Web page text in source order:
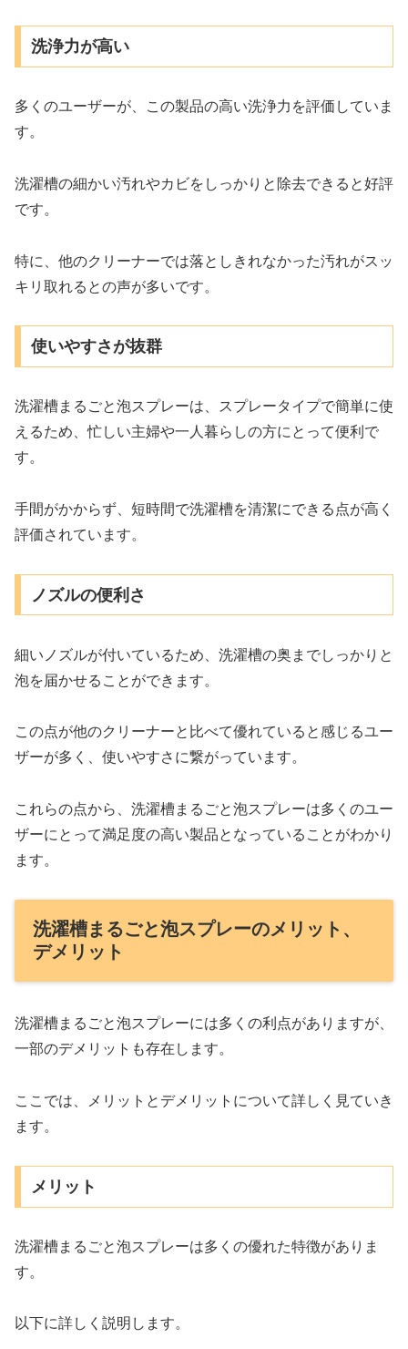
洗浄力が高い
多くのユーザーが、この製品の高い洗浄力を評価していま
す。
洗濯槽の細かい汚れやカビをしっかりと除去できると好評
です。
特に、他のクリーナーでは落としきれなかった汚れがスッ
キリ取れるとの声が多いです。
使いやすさが抜群
洗濯槽まるごと泡スプレーは、スプレータイプで簡単に使
えるため、忙しい主婦や一人暮らしの方にとって便利で
す。
手間がかからず、短時間で洗濯槽を清潔にできる点が高く
評価されています。
ノズルの便利さ
細いノズルが付いているため、洗濯槽の奥までしっかりと
泡を届かせることができます。
この点が他のクリーナーと比べて優れていると感じるユー
ザーが多く、使いやすさに繋がっています。
これらの点から、洗濯槽まるごと泡スプレーは多くのユー
ザーにとって満足度の高い製品となっていることがわかり
ます。
洗濯槽まるごと泡スプレーのメリット、
デメリット
洗濯槽まるごと泡スプレーには多くの利点がありますが、
一部のデメリットも存在します。
ここでは、メリットとデメリットについて詳しく見ていき
ます。
メリット
洗濯槽まるごと泡スプレーは多くの優れた特徴がありま
す。
以下に詳しく説明します。